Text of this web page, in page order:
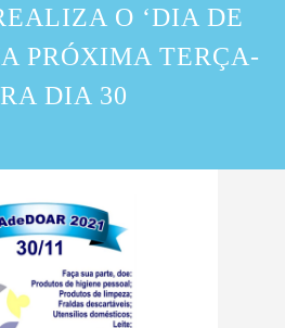
O ‘DIA DE
PRÓXIMA TERÇA-
DIA 30